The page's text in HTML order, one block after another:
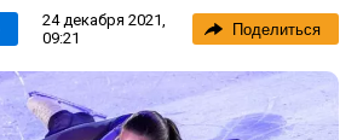
24 декабря 2021,
09:21
Поделиться